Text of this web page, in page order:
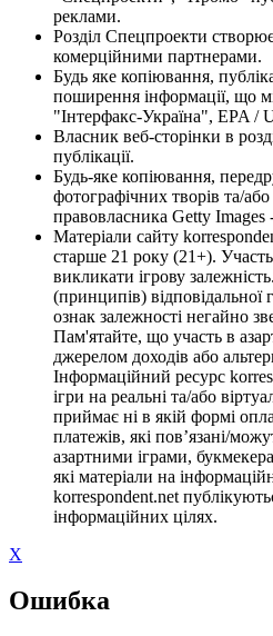
реклами.
Розділ Спецпроекти
комерційними партнерами.
Будь яке копіювання,
поширення інформації, що
"Інтерфакс-Україна", EPA /
Власник веб-сторінки в
публікації.
Будь-яке копіювання,
фотографічних творів та/або
правовласника Getty Images
Матеріали сайту
старше 21 року (21+).
викликати ігрову
(принципів)
ознак залежності негайно
Пам'ятайте, що участь в
джерелом доходів або
Інформаційний ресурс
ігри на реальні та/або
приймає ні в якій формі
платежів, які пов’язані/
азартними іграми,
які матеріали на
korrespondent.net
інформаційних цілях.
X
Ошибка